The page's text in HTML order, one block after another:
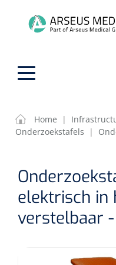
Algemene
Aromatherapie
Beauty care
Lichttherapie
Behandeling
Maagsondes
Cryotherapie
Beademing
Neuscanules
FILTEREN
ZOEKRESULTATEN
Home |
Onderzoekstafels
|
elektrisch in
verstelbaar